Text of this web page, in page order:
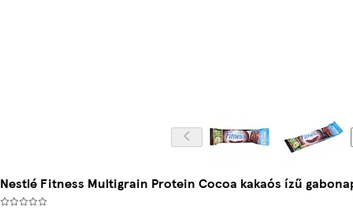
Nestlé Fitness Multigrain Protein Cocoa kakaós ízű